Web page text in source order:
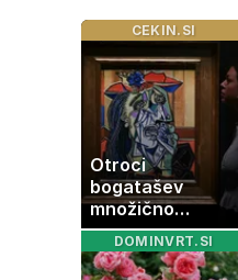
CEKIN.SI
Otroci
bogatašev
množično
prodajajo
družinske
zbirke: raje imajo
DOMINVRT.SI